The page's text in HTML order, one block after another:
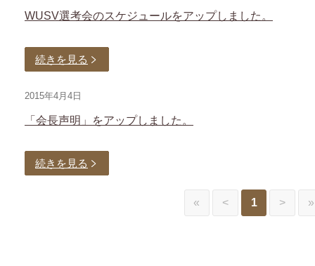
WUSV選考会のスケジュールをアップしました。
続きを見る
2015年4月4日
「会長声明」をアップしました。
続きを見る
« < 1 > »